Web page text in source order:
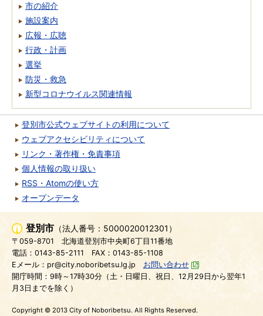
市の紹介
施設案内
広報・広聴
行政・計画
選挙
防災・救急
新型コロナウイルス関連情報
登別市公式ウェブサイトの利用について
ウェブアクセシビリティについて
リンク・著作権・免責事項
個人情報の取り扱い
RSS・Atomの使い方
オープンデータ
登別市 （法人番号：5000020012301）
〒059-8701
北海道登別市中央町6丁目11番地
電話：0143-85-2111
FAX：0143-85-1108
Eメール：pr@city.noboribetsu.lg.jp
お問い合わせ
開庁時間：9時～17時30分（土・日曜日、祝日、12月29日から翌年1
月3日までを除く）
Copyright © 2013 City of Noboribetsu. All Rights Reserved.